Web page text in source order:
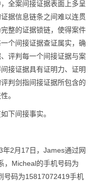
全案间接证据表面上多呈
据信息链条之间难以连贯
整的证据锁链，使得案件
个间接证据查证属实，确
评判每一个间接证据与案
接证据具有证明力、证明
判剑指间接证据所包含的
。
下间接事实。
2月17日，James通过网
，Micheal的手机号码为
号码为15817072419手机